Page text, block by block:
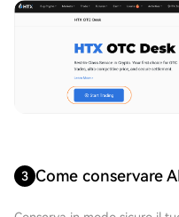
3 Come conservare